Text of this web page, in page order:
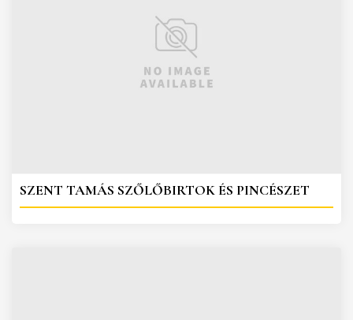
SZENT TAMÁS SZŐLŐBIRTOK ÉS PINCÉSZET